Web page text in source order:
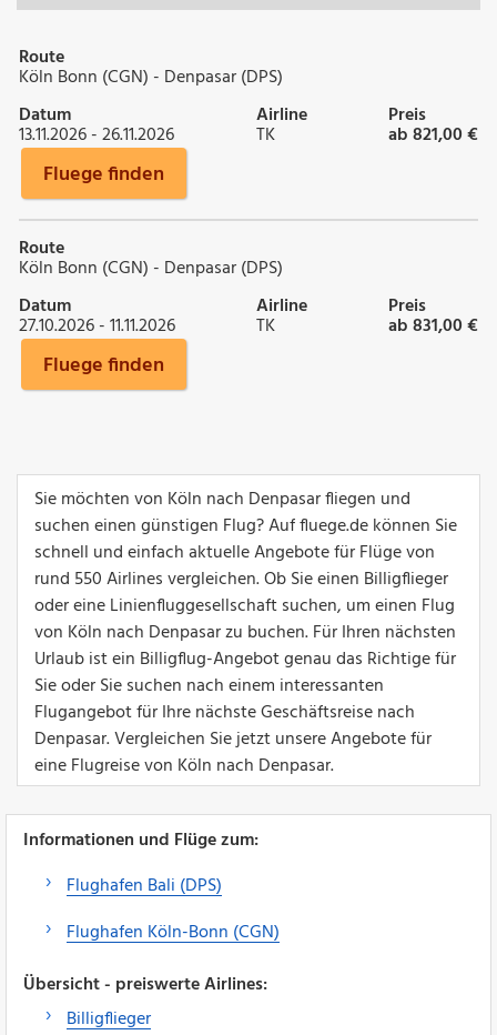
Route
Köln Bonn (CGN) - Denpasar (DPS)
Datum
13.11.2026 - 26.11.2026
Airline
TK
Preis
ab 821,00 €
Fluege finden
Route
Köln Bonn (CGN) - Denpasar (DPS)
Datum
27.10.2026 - 11.11.2026
Airline
TK
Preis
ab 831,00 €
Fluege finden
Sie möchten von Köln nach Denpasar fliegen und
suchen einen günstigen Flug? Auf fluege.de können Sie
schnell und einfach aktuelle Angebote für Flüge von
rund 550 Airlines vergleichen. Ob Sie einen Billigflieger
oder eine Linienfluggesellschaft suchen, um einen Flug
von Köln nach Denpasar zu buchen. Für Ihren nächsten
Urlaub ist ein Billigflug-Angebot genau das Richtige für
Sie oder Sie suchen nach einem interessanten
Flugangebot für Ihre nächste Geschäftsreise nach
Denpasar. Vergleichen Sie jetzt unsere Angebote für
eine Flugreise von Köln nach Denpasar.
Informationen und Flüge zum:
Flughafen Bali (DPS)
Flughafen Köln-Bonn (CGN)
Übersicht - preiswerte Airlines:
Billigflieger